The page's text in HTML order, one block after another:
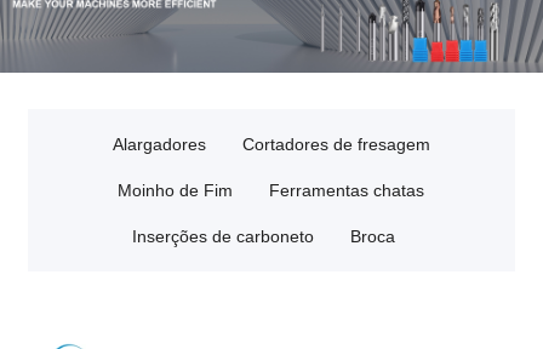
Alargadores Cortadores de fresagem
Moinho de Fim Ferramentas chatas
Inserções de carboneto Broca